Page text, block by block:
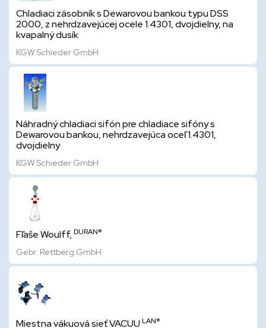
Chladiaci zásobník s Dewarovou bankou typu DSS
2000, z nehrdzavejúcej ocele 1.4301, dvojdielny, na
kvapalný dusík
KGW Schieder GmbH
Náhradný chladiaci sifón pre chladiace sifóny s
Dewarovou bankou, nehrdzavejúca oceľ 1.4301,
dvojdielny
KGW Schieder GmbH
Fľaše Woulff, DURAN®
Gebr. Rettberg GmbH
Miestna vákuová sieť VACUU LAN®